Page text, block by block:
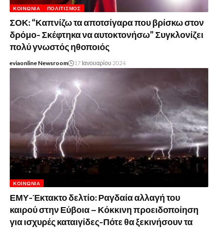
ΚΟΙΝΩΝΊΑ ΠΟΛΙΤΙΣΜΌΣ
ΣΟΚ: “Καπνίζω τα αποτσίγαρα που βρίσκω στον
δρόμο- Σκέφτηκα να αυτοκτονήσω” Συγκλονίζει
πολύ γνωστός ηθοποιός
eviaonline Newsroom 17 Ιανουαρίου 2024
ΚΟΙΝΩΝΊΑ
ΕΜΥ-Έκτακτο δελτίο: Ραγδαία αλλαγή του
καιρού στην Εύβοια – Κόκκινη προειδοποίηση
για ισχυρές καταιγίδες-Πότε θα ξεκινήσουν τα